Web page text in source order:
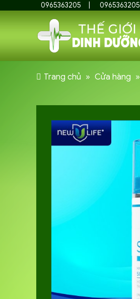
0965363205 0965363205
Trang chủ » Cửa hàng »